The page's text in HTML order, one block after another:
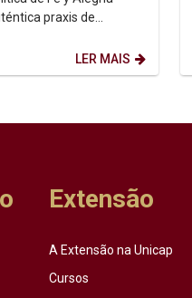
praxis de
LER MAIS
Extensão
A Extensão na Unicap
Cursos